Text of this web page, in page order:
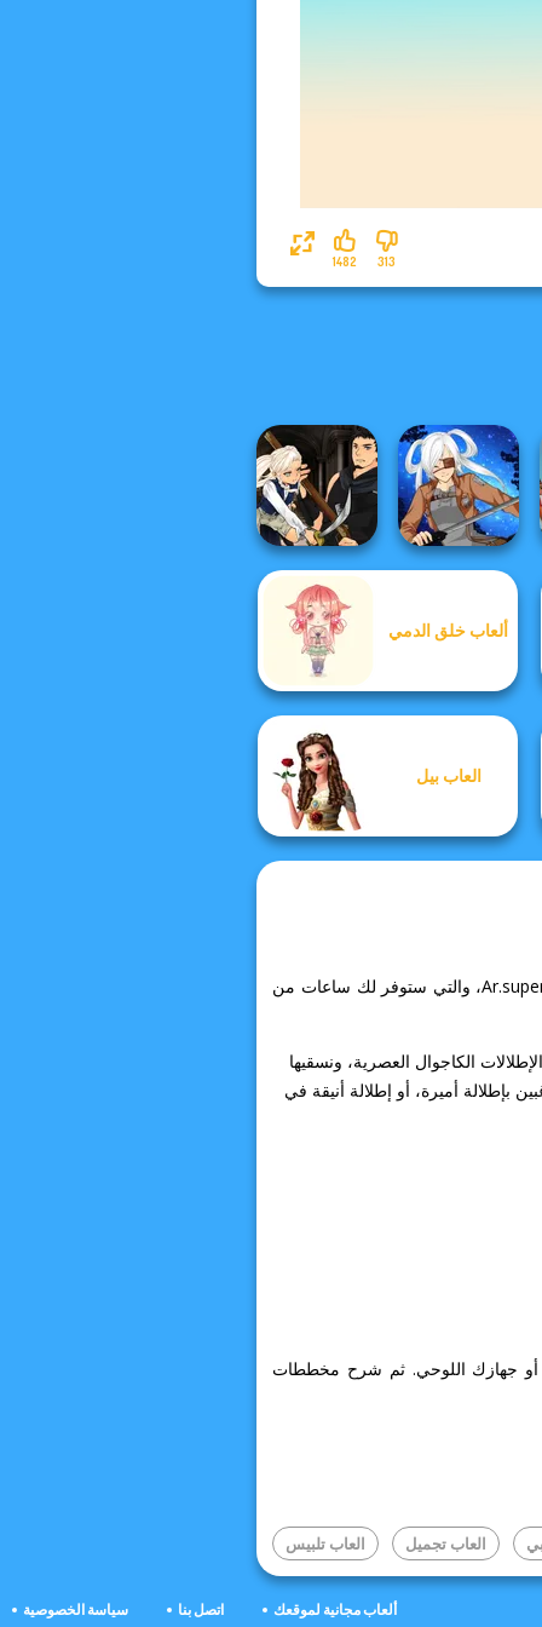
313
1482
Manga Creator
Vampire Hunter
P...
ألعاب خلق الدمي
العاب بيل
ادخل إلى عالم Barbie المثير وتناسى كل ما يقلقك! يمكنك العثور على الكثير من التجارب المماثلة في Ar.supergames.com، والتي ستوفر لك ساعات من
الكاجوال العصرية، ونسقيها
أميرة، أو إطلالة أنيقة في
أو جهازك اللوحي. ثم شرح مخططات
العاب تجميل العاب تلبيس
ألعاب مجانية لموقعك اتصل بنا سياسة الخصوصية